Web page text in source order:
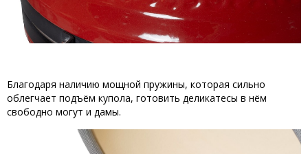
Благодаря наличию мощной пружины, которая сильно
облегчает подъём купола, готовить деликатесы в нём
свободно могут и дамы.